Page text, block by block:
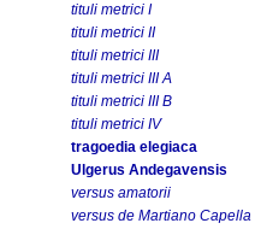
tituli metrici I
tituli metrici II
tituli metrici III
tituli metrici III A
tituli metrici III B
tituli metrici IV
tragoedia elegiaca
Ulgerus Andegavensis
versus amatorii
versus de Martiano Capella